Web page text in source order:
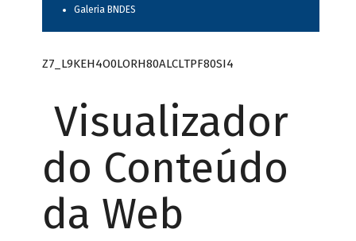
Galeria BNDES
Z7_L9KEH4O0LORH80ALCLTPF80SI4
Visualizador
do Conteúdo
da Web